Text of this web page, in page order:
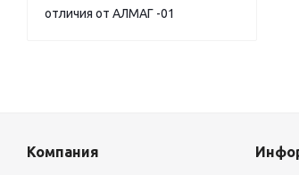
отличия от АЛМАГ -01
Компания